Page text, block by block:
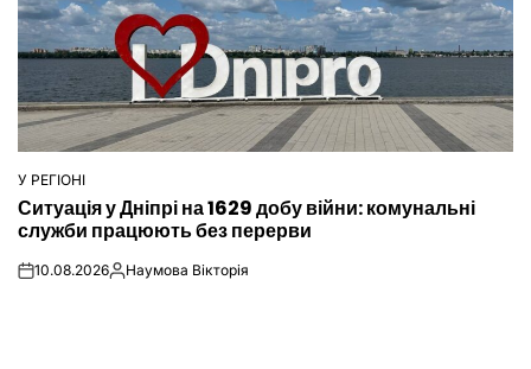
ОПУБЛІКУВАТИ
У
У РЕГІОНІ
Ситуація у Дніпрі на 1629 добу війни: комунальні
служби працюють без перерви
on10.08.2026Опубліковано
Наумова Вікторія